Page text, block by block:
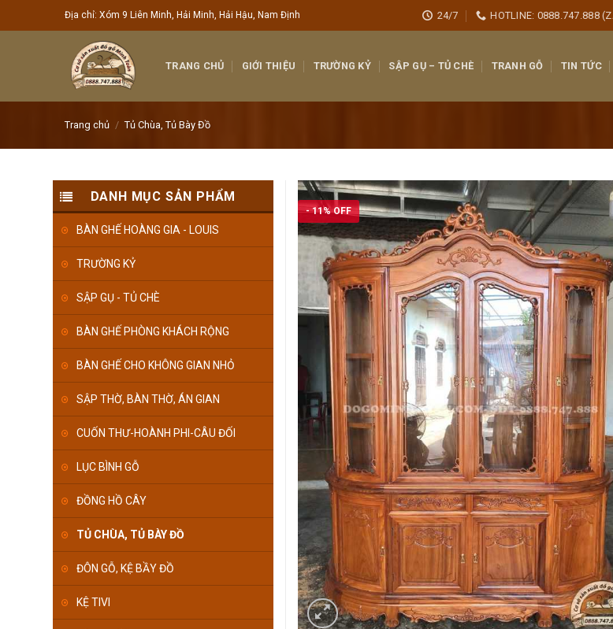
to
Địa chỉ: Xóm 9 Liên Minh, Hải Minh, Hải Hậu, Nam Định 24/7 HOTLINE: 0888.747.888
TRANG CHỦ GIỚI THIỆU TRƯỜNG KỶ SẬP GỤ – TỦ CHÈ TRANH GỖ TIN TỨC
Trang chủ / Tủ Chùa, Tủ Bày Đồ
DANH MỤC SẢN PHẨM
BÀN GHẾ HOÀNG GIA - LOUIS
TRƯỜNG KỶ
SẬP GỤ - TỦ CHÈ
BÀN GHẾ PHÒNG KHÁCH RỘNG
BÀN GHẾ CHO KHÔNG GIAN NHỎ
SẬP THỜ, BÀN THỜ, ÁN GIAN
CUỐN THƯ-HOÀNH PHI-CÂU ĐỐI
LỤC BÌNH GỖ
ĐỒNG HỒ CÂY
TỦ CHÙA, TỦ BÀY ĐỒ
ĐÔN GỖ, KỆ BẦY ĐỒ
KỆ TIVI
- 11% OFF